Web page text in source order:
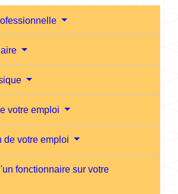
votre emploi
de votre emploi
fonctionnaire sur votre